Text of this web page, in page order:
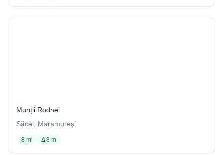
Munții Rodnei
Săcel, Maramureş
8 m Δ 8 m